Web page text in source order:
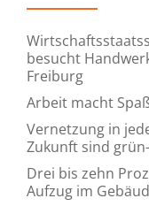
besucht
Freiburg
Arbeit macht
Vernetzung in
Zukunft sind
Drei bis zehn
Aufzug im